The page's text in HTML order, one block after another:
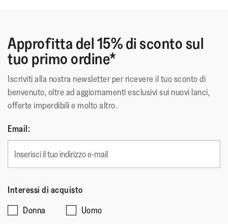
Queste scarpe hanno ottenuto il Sigillo di Approvazione
APMA*, per calzature che promuovono la buona salute del
piede
*American Podiatric Medical Association
Materiale Superiore:
Pelle Scamosciata
Rivestimento
Materiale Della Suola
Gomma Antiscivolo
Approfitta del 15% di sconto sul
tuo primo ordine*
Iscriviti alla nostra newsletter per ricevere il tuo sconto di
benvenuto, oltre ad aggiornamenti esclusivi sui nuovi lanci,
offerte imperdibili e molto altro.
Email:
Interessi di acquisto
Donna
Uomo